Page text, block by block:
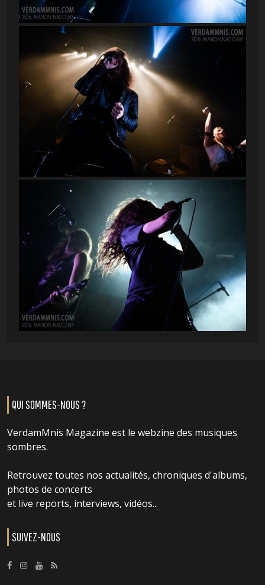
QUI SOMMES-NOUS ?
VerdamMnis Magazine est le webzine des musiques
sombres.
Retrouvez toutes nos actualités, chroniques d'albums,
photos de concerts
et live reports, interviews, vidéos...
SUIVEZ-NOUS